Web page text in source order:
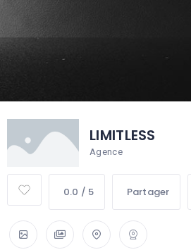
LIMITLESS
Agence
0.0 / 5 Partager